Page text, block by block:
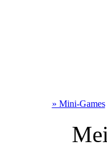
» Mini-Games